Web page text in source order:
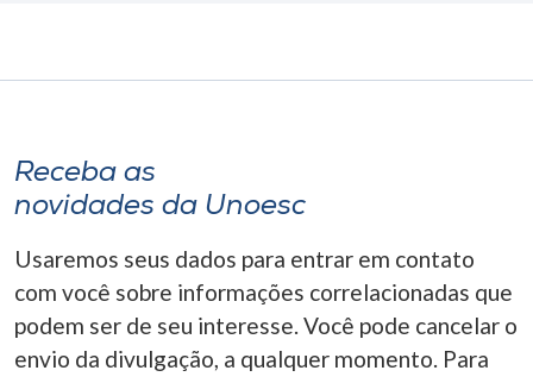
Receba as
novidades da Unoesc
Usaremos seus dados para entrar em contato
com você sobre informações correlacionadas que
podem ser de seu interesse. Você pode cancelar o
envio da divulgação, a qualquer momento. Para